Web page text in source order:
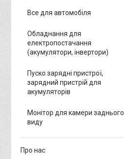
Все для автомобіля
Обладнання для
електропостачання
(акумулятори, інвертори)
Пуско зарядні пристрої,
зарядний пристрій для
акумуляторів
Монітор для камери заднього
виду
Про нас